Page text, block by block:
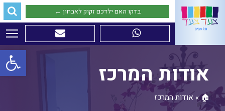
פתח
בדקו האם ילדכם זקוק לאבחון ←
אודות המרכז
🏠
» אודות המרכז